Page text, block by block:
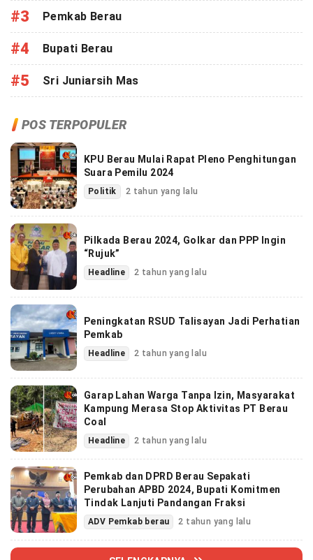
#3 Pemkab Berau
#4 Bupati Berau
#5 Sri Juniarsih Mas
POS TERPOPULER
KPU Berau Mulai Rapat Pleno Penghitungan
Suara Pemilu 2024
Politik 2 tahun yang lalu
Pilkada Berau 2024, Golkar dan PPP Ingin
“Rujuk”
Headline 2 tahun yang lalu
Peningkatan RSUD Talisayan Jadi Perhatian
Pemkab
Headline 2 tahun yang lalu
Garap Lahan Warga Tanpa Izin, Masyarakat
Kampung Merasa Stop Aktivitas PT Berau
Coal
Headline 2 tahun yang lalu
Pemkab dan DPRD Berau Sepakati
Perubahan APBD 2024, Bupati Komitmen
Tindak Lanjuti Pandangan Fraksi
ADV Pemkab berau 2 tahun yang lalu